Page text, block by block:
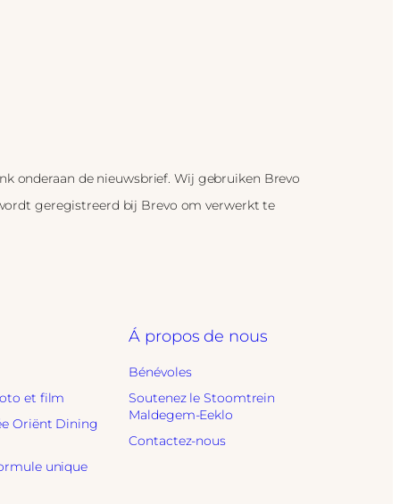
onderaan de nieuwsbrief. Wij gebruiken Brevo
geregistreerd bij Brevo om verwerkt te
et film
Oriënt Dining
unique
Á propos de nous
Bénévoles
Soutenez le Stoomtrein
Maldegem-Eeklo
Contactez-nous